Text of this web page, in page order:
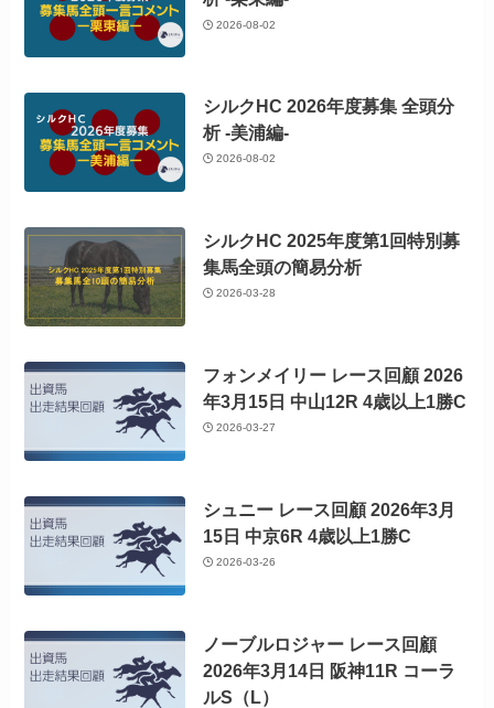
2026-08-02
シルクHC 2026年度募集 全頭分
析 -美浦編-
2026-08-02
シルクHC 2025年度第1回特別募
集馬全頭の簡易分析
2026-03-28
フォンメイリー レース回顧 2026
年3月15日 中山12R 4歳以上1勝C
2026-03-27
シュニー レース回顧 2026年3月
15日 中京6R 4歳以上1勝C
2026-03-26
ノーブルロジャー レース回顧
2026年3月14日 阪神11R コーラ
ルS（L）